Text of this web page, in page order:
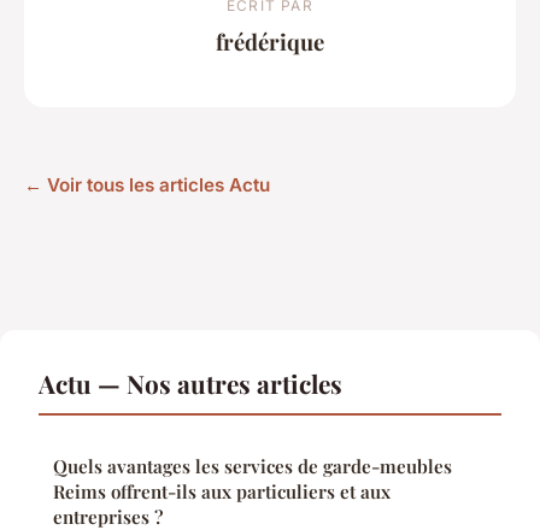
ECRIT PAR
frédérique
← Voir tous les articles Actu
Actu — Nos autres articles
Quels avantages les services de garde-meubles
Reims offrent-ils aux particuliers et aux
entreprises ?